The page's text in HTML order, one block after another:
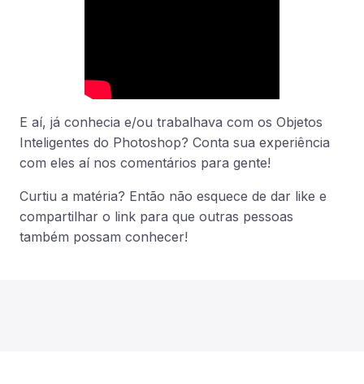
E aí, já conhecia e/ou trabalhava com os Objetos
Inteligentes do Photoshop? Conta sua experiência
com eles aí nos comentários para gente!
Curtiu a matéria? Então não esquece de dar like e
compartilhar o link para que outras pessoas
também possam conhecer!